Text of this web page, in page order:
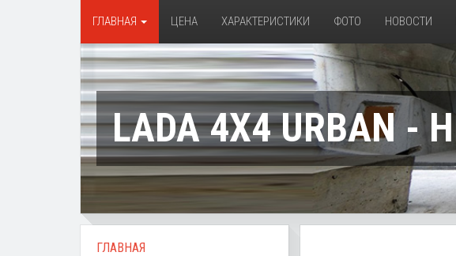
ГЛАВНАЯ ЦЕНА ХАРАКТЕРИСТИКИ ФОТО НОВОСТИ
LADA 4X4 URBAN
ГЛАВНАЯ